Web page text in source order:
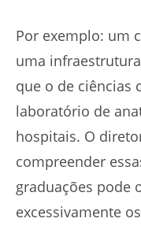
Por exemplo: um
uma
que o de ciências
laboratório de
hospitais. O
compreender
graduações pode
excessivamente